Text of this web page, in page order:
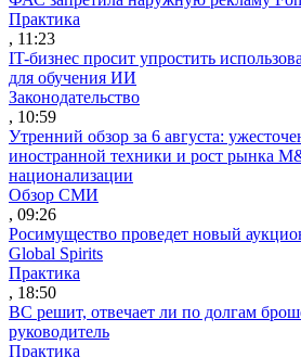
Практика
, 11:23
IT-бизнес просит упростить
для обучения ИИ
Законодательство
, 10:59
Утренний обзор за 6 августа:
иностранной техники и рост рынка
национализации
Обзор СМИ
, 09:26
Росимущество проведет новый
Global Spirits
Практика
, 18:50
ВС решит, отвечает ли по долгам
руководитель
Практика